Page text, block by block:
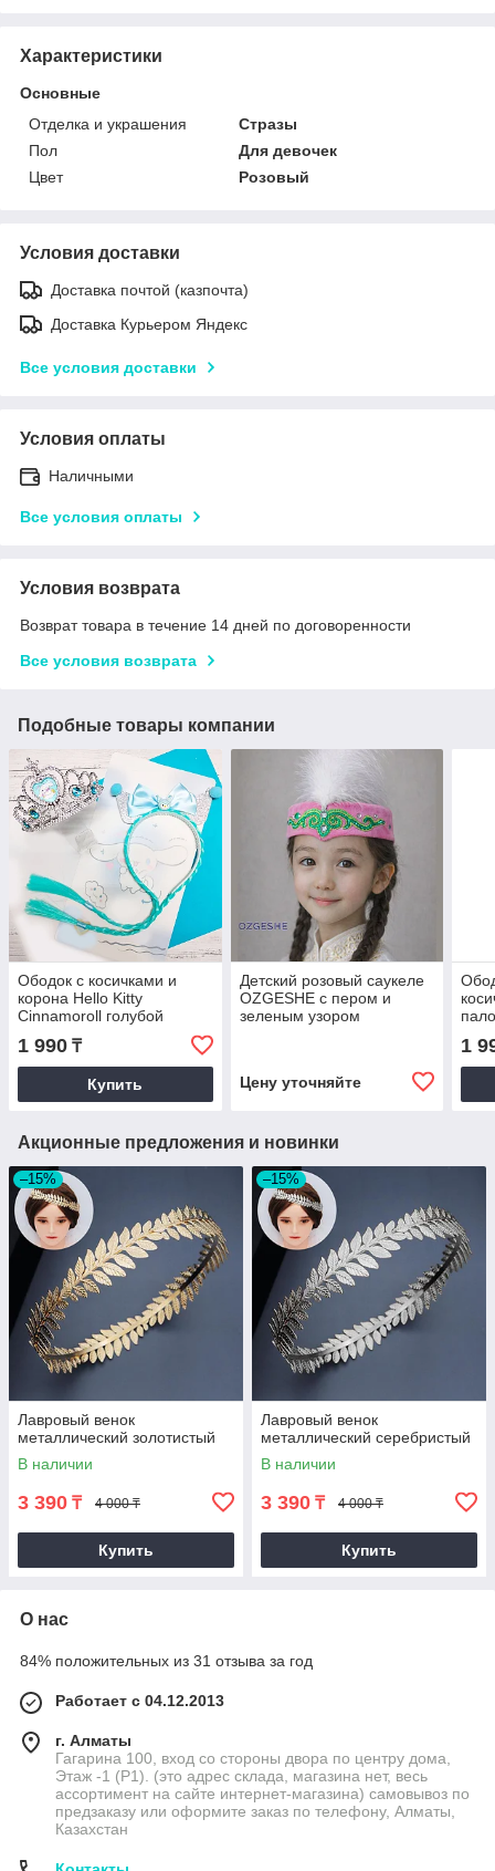
Характеристики
Основные
Отделка и украшения
Стразы
Пол
Для девочек
Цвет
Розовый
Условия доставки
Доставка почтой (казпочта)
Доставка Курьером Яндекс
Все условия доставки
Условия оплаты
Наличными
Все условия оплаты
Условия возврата
Возврат товара в течение 14 дней по договоренности
Все условия возврата
Подобные товары компании
Ободок с косичками и
корона Hello Kitty
Cinnamoroll голубой
1 990 ₸
Купить
Детский розовый саукеле
OZGESHE с пером и
зеленым узором
Цену уточняйте
1
Акционные предложения и новинки
–15%
Лавровый венок
металлический золотистый
В наличии
3 390 ₸ 4 000 ₸
Купить
–15%
Лавровый венок
металлический серебристый
В наличии
3 390 ₸ 4 000 ₸
Купить
О нас
84% положительных из 31 отзыва за год
Работает с 04.12.2013
г. Алматы
Гагарина 100, вход со стороны двора по центру дома,
Этаж -1 (P1). (это адрес склада, магазина нет, весь
ассортимент на сайте интернет-магазина) самовывоз по
предзаказу или оформите заказ по телефону, Алматы,
Казахстан